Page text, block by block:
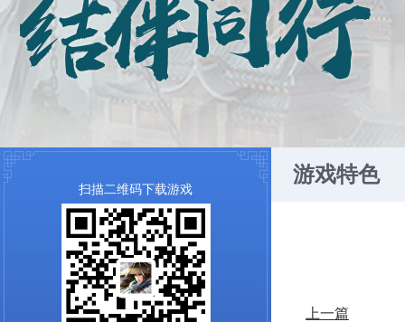
扫描二维码下载游戏
游戏特色
上一篇